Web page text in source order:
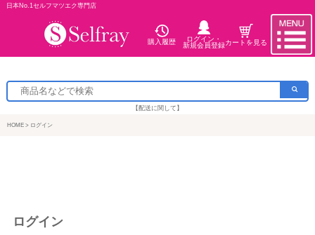
日本No.1セルフマツエク専門店
購入履歴
ログイン・
新規会員登録カートを見る
【配送に関して】
HOME ログイン
ログイン